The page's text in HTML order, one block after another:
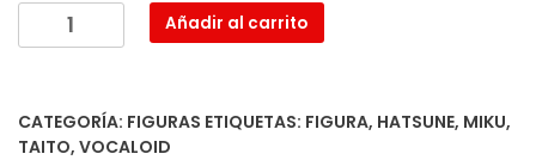
Hatsune
Miku
cantidad
Añadir al carrito
CATEGORÍA: FIGURAS ETIQUETAS: FIGURA, HATSUNE, MIKU,
TAITO, VOCALOID